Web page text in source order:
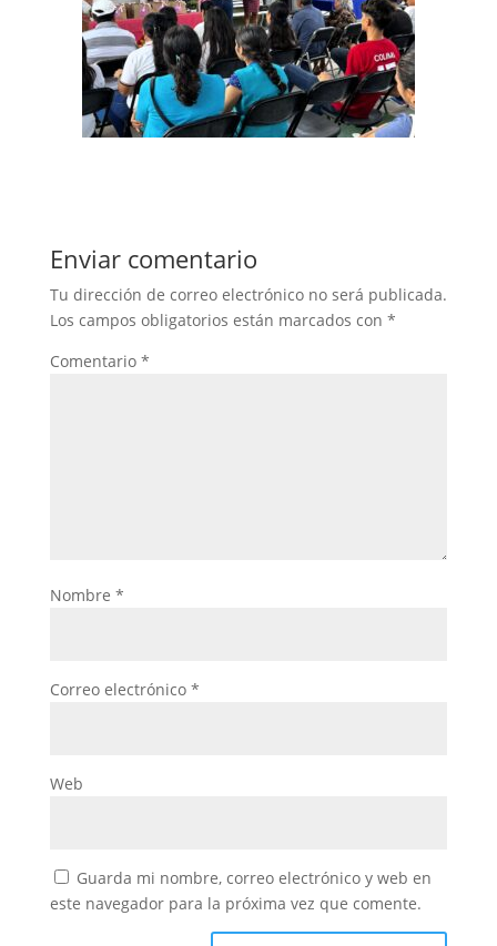
Enviar comentario
Tu dirección de correo electrónico no será publicada.
Los campos obligatorios están marcados con *
Comentario *
Nombre *
Correo electrónico *
Web
Guarda mi nombre, correo electrónico y web en
este navegador para la próxima vez que comente.